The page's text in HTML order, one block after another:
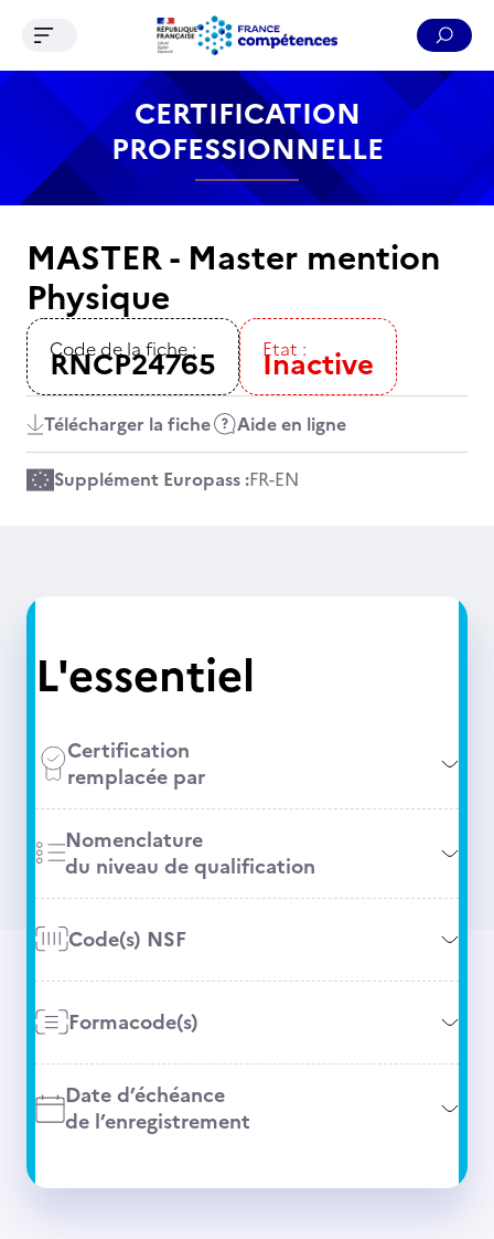
Contenu Recherche Menu Pied de page
Ouvrir le menu de navigation
CERTIFICATION
PROFESSIONNELLE
MASTER - Master mention
Physique
Code de la fiche :
RNCP24765 Etat :
Inactive
Télécharger la fiche Aide en ligne
Supplément Europass :FR-EN
L'essentiel
Certification
remplacée par
Nomenclature
du niveau de qualification
Code(s) NSF
Formacode(s)
Date d’échéance
de l’enregistrement